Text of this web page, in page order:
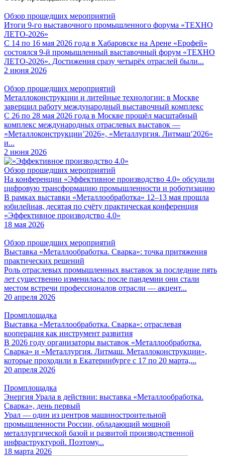
Обзор прошедших мероприятий
Итоги 9-го выставочного промышленного форума «ТЕХНО
ЛЕТО-2026»
С 14 по 16 мая 2026 года в Хабаровске на Арене «Ерофей»
состоялся 9-й промышленный выставочный форум «ТЕХНО
ЛЕТО-2026». Достижения сразу четырёх отраслей были...
2 июня 2026
Обзор прошедших мероприятий
Металлоконструкции и литейные технологии: в Москве
завершил работу международный выставочный комплекс
С 26 по 28 мая 2026 года в Москве прошёл масштабный
комплекс международных отраслевых выставок —
«Металлоконструкции’2026», «Металлургия. Литмаш’2026»
и...
2 июня 2026
Обзор прошедших мероприятий
На конференции «Эффективное производство 4.0» обсудили
цифровую трансформацию промышленности и роботизацию
В рамках выставки «Металлообработка» 12–13 мая прошла
юбилейная, десятая по счёту практическая конференция
«Эффективное производство 4.0»
18 мая 2026
Обзор прошедших мероприятий
Выставка «Металлообработка. Сварка»: точка притяжения
практических решений
Роль отраслевых промышленных выставок за последние пять
лет существенно изменилась: после пандемии они стали
местом встречи профессионалов отрасли — акцент...
20 апреля 2026
Промплощадка
Выставка «Металлообработка. Сварка»: отраслевая
кооперация как инструмент развития
В 2026 году организаторы выставок «Металлообработка.
Сварка» и «Металлургия. Литмаш. Металлоконструкции»,
которые проходили в Екатеринбурге с 17 по 20 марта,...
20 апреля 2026
Промплощадка
Энергия Урала в действии: выставка «Металлообработка.
Сварка», день первый
Урал — один из центров машиностроительной
промышленности России, обладающий мощной
металлургической базой и развитой производственной
инфраструктурой. Поэтому...
18 марта 2026